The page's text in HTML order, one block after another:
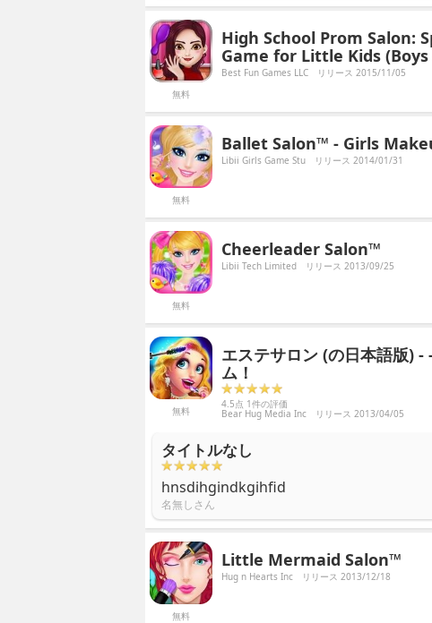
無料
High School Prom Salon:
Game for Little Kids
Best Fun Games LLC リリース 2015/11/05
無料
Ballet Salon™ - Girls
Libii Girls Game Stu リリース 2014/01/31
無料
Cheerleader Salon™
Libii Tech Limited リリース 2013/09/25
無料
エステサロン (の日本語版)
ム！
4.5点 1件の評価
Bear Hug Media Inc リリース 2013/04/05
タイトルなし
hnsdihgindkgihfid
名無しさん
無料
Little Mermaid Salon™
Hug n Hearts Inc リリース 2013/12/18